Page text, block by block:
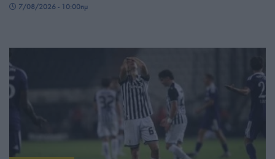
7/08/2026 - 10:00πμ